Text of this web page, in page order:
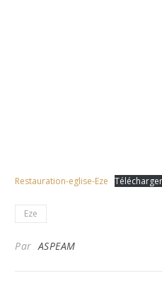
Restauration-eglise-Eze Télécharger
Eze
ParASPEAM